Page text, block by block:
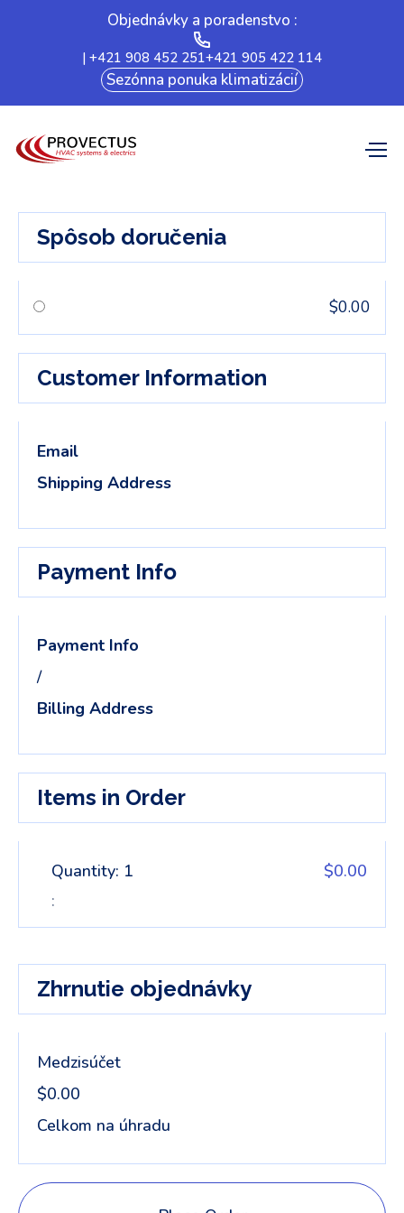
Objednávky a poradenstvo :
| +421 908 452 251+421 905 422 114
Sezónna ponuka klimatizácií
Spôsob doručenia
$0.00
Customer Information
Email
Shipping Address
Payment Info
Payment Info
/
Billing Address
Items in Order
1
:
$0.00
Zhrnutie objednávky
Medzisúčet
$0.00
Celkom na úhradu